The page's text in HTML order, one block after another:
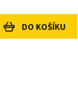
DO KOŠÍKU